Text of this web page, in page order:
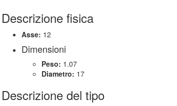
Descrizione fisica
Asse: 12
Dimensioni
Peso: 1.07
Diametro: 17
Descrizione del tipo